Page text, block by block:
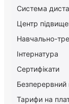
Система
Центр
Навчально-
Інтернатура
Сертифікати
Безперервний
Тарифи на